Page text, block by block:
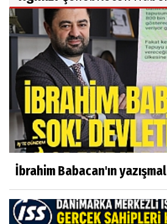
İbrahim Babacan'ın